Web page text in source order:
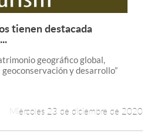
Leer más +
tienen destacada
geográfico global,
y desarrollo”
Miércoles 23 de diciembre de 2020